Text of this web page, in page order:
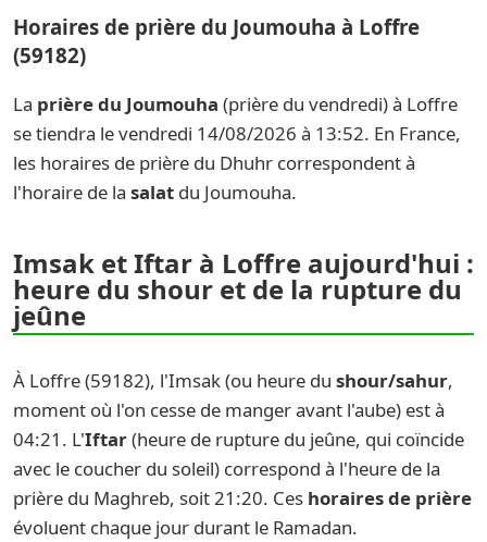
Horaires de prière du Joumouha à Loffre
(59182)
La prière du Joumouha (prière du vendredi) à Loffre
se tiendra le vendredi 14/08/2026 à 13:52. En France,
les horaires de prière du Dhuhr correspondent à
l'horaire de la salat du Joumouha.
Imsak et Iftar à Loffre aujourd'hui :
heure du shour et de la rupture du
jeûne
À Loffre (59182), l'Imsak (ou heure du shour/sahur,
moment où l'on cesse de manger avant l'aube) est à
04:21. L'Iftar(heure de rupture du jeûne, qui coïncide
avec le coucher du soleil) correspond à l'heure de la
prière du Maghreb, soit 21:20. Ces horaires de prière
évoluent chaque jour durant le Ramadan.